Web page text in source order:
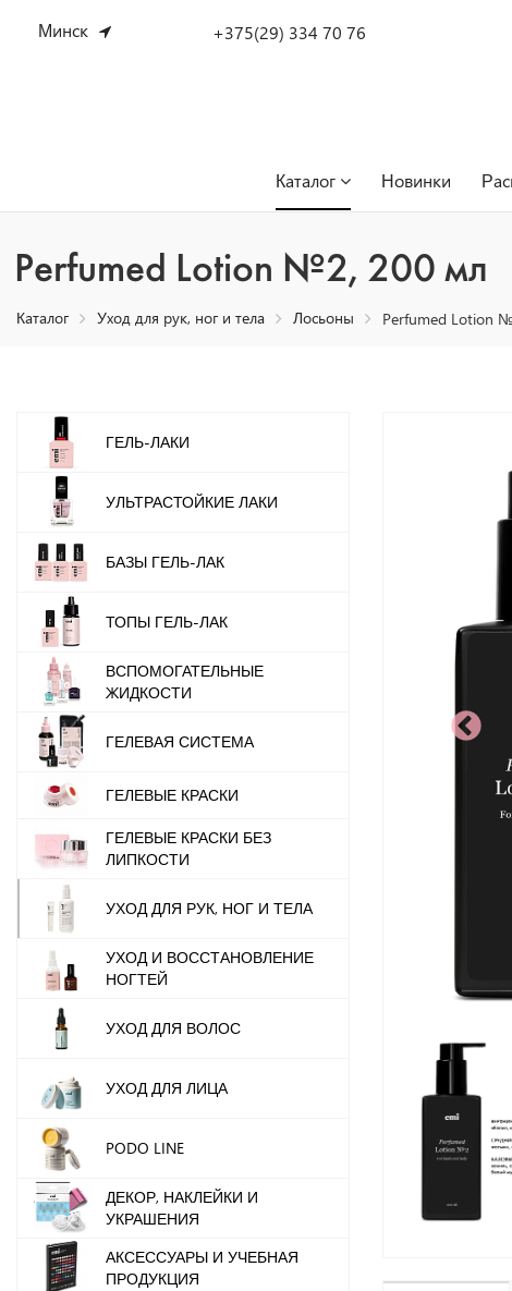
Минск +375(29) 334 70 76
Каталог Новинки
Perfumed Lotion №2, 200 мл
Каталог Уход для рук, ног и тела Лосьоны Perfumed Lotion
ГЕЛЬ-ЛАКИ
УЛЬТРАСТОЙКИЕ ЛАКИ
БАЗЫ ГЕЛЬ-ЛАК
ТОПЫ ГЕЛЬ-ЛАК
ВСПОМОГАТЕЛЬНЫЕ
ЖИДКОСТИ
ГЕЛЕВАЯ СИСТЕМА
ГЕЛЕВЫЕ КРАСКИ
ГЕЛЕВЫЕ КРАСКИ БЕЗ
ЛИПКОСТИ
УХОД ДЛЯ РУК, НОГ И ТЕЛА
УХОД И ВОССТАНОВЛЕНИЕ
НОГТЕЙ
УХОД ДЛЯ ВОЛОС
УХОД ДЛЯ ЛИЦА
PODO LINE
ДЕКОР, НАКЛЕЙКИ И
УКРАШЕНИЯ
АКСЕССУАРЫ И УЧЕБНАЯ
ПРОДУКЦИЯ